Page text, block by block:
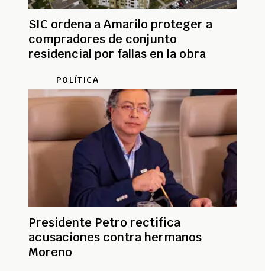
SIC ordena a Amarilo proteger a
compradores de conjunto
residencial por fallas en la obra
POLÍTICA
Presidente Petro rectifica
acusaciones contra hermanos
Moreno